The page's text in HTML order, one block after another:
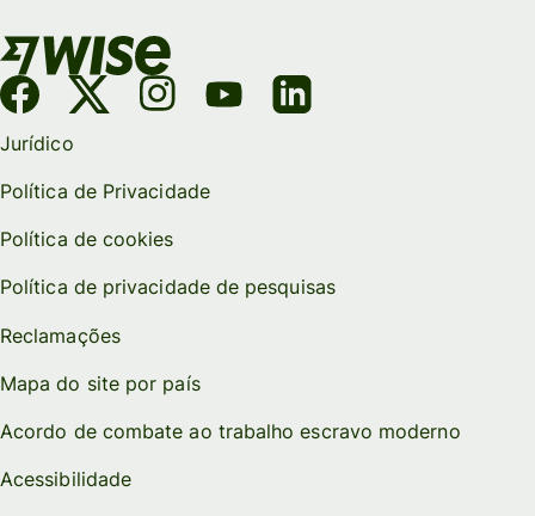
Jurídico
Política de Privacidade
Política de cookies
Política de privacidade de pesquisas
Reclamações
Mapa do site por país
Acordo de combate ao trabalho escravo moderno
Acessibilidade